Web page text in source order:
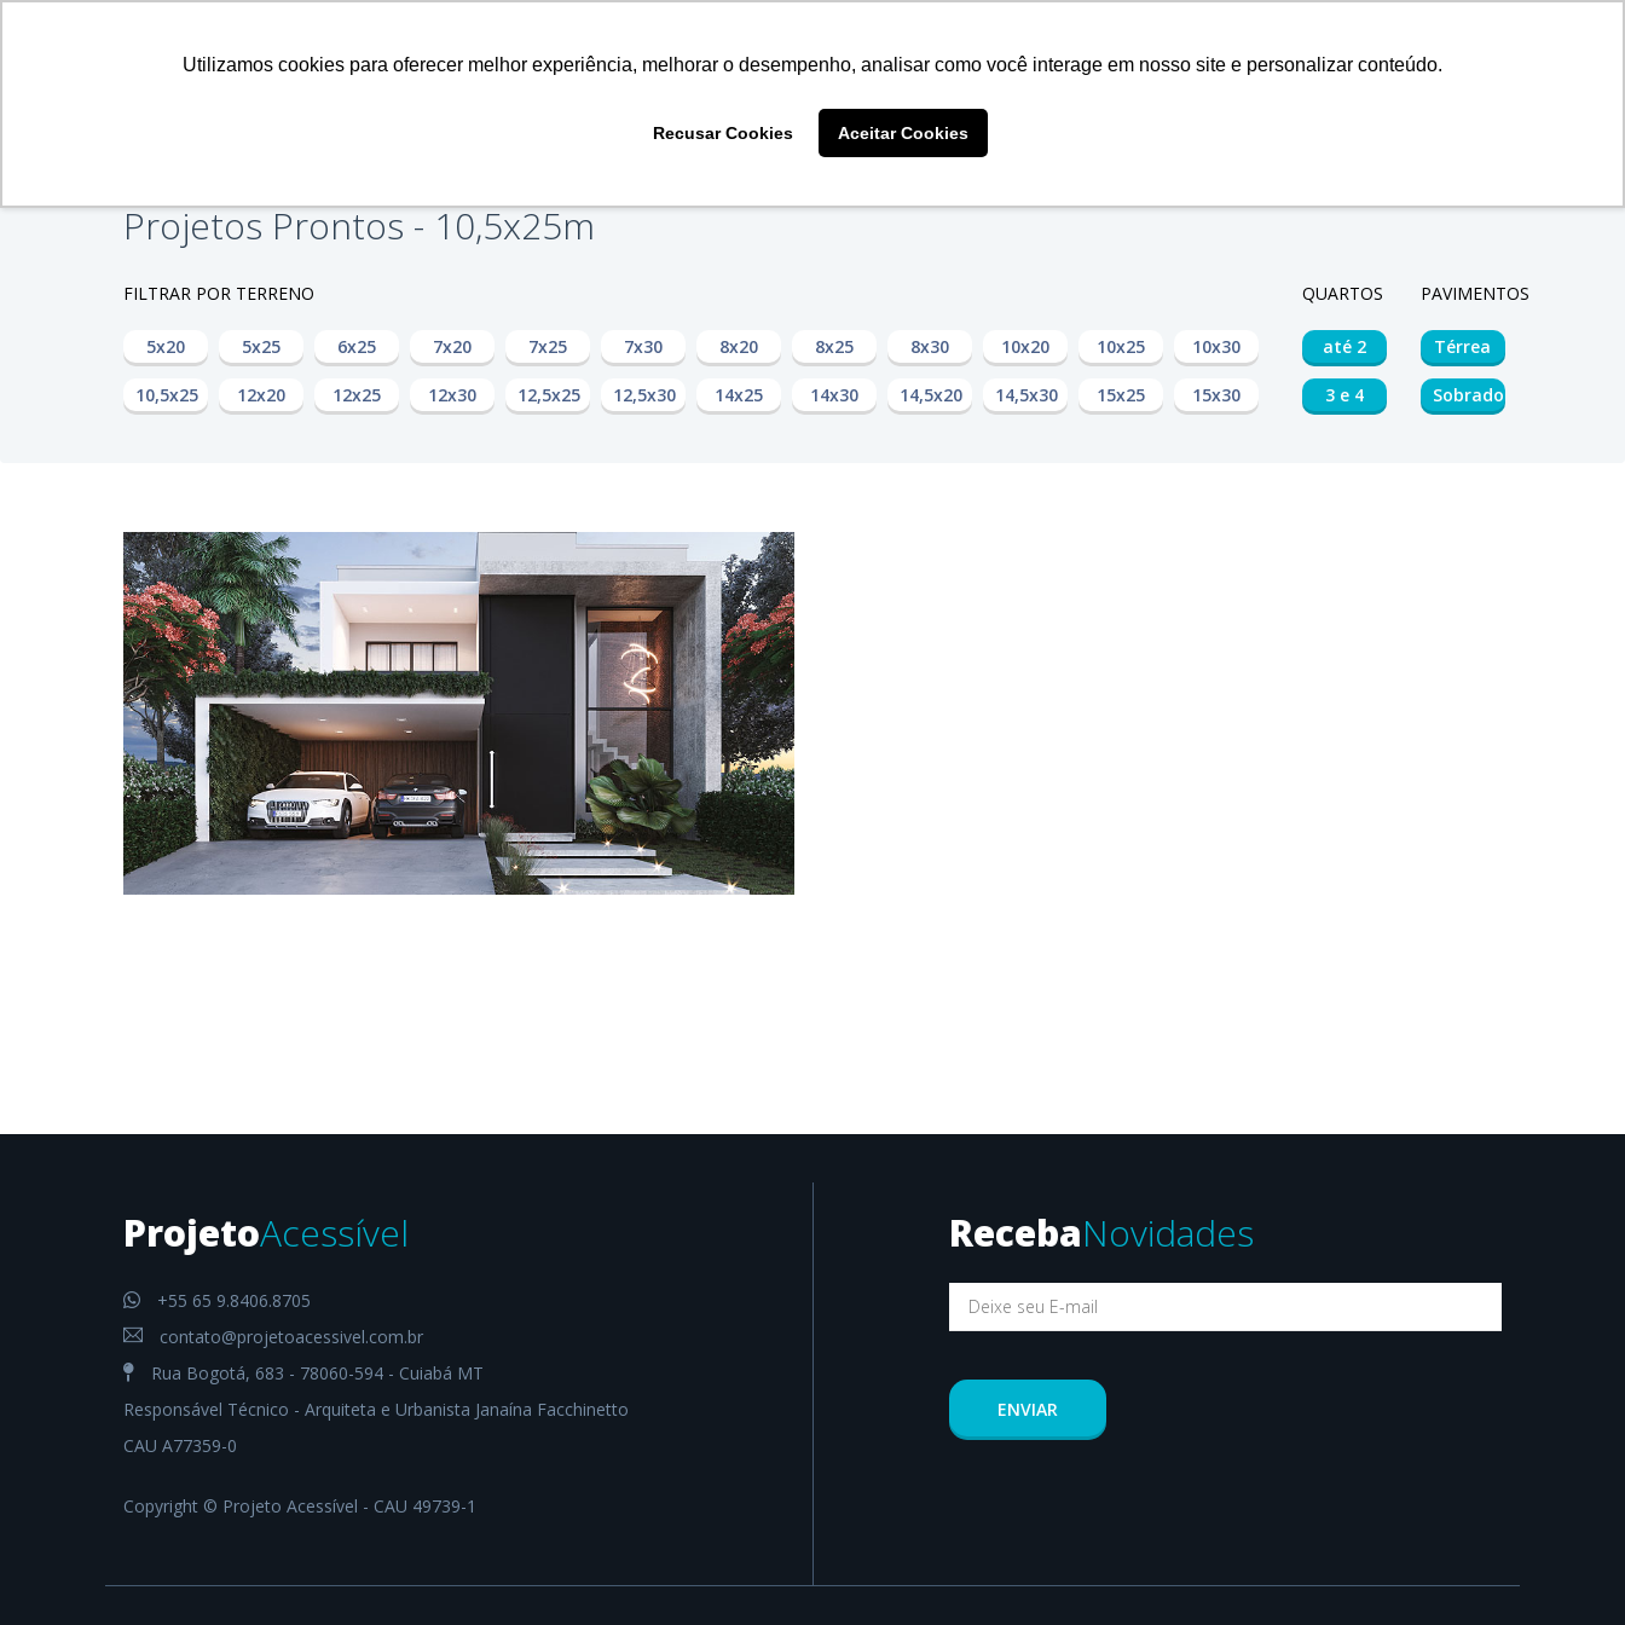
Utilizamos cookies para oferecer melhor experiência, melhorar o desempenho, analisar como você interage em nosso site e personalizar conteúdo.
Recusar Cookies Aceitar Cookies
Home Quem Somos
Projetos Prontos - 10,5x25m
FILTRAR POR TERRENO
5x20 5x25 6x25 7x20 7x25 7x30 8x20 8x25 8x30 10x20 10x25 10x30
10,5x25 12x20 12x25 12x30 12,5x25 12,5x30 14x25 14x30 14,5x20 14,5x30 15x25 15x30
QUARTOS
até 2
3 e 4
PAVIMENTOS
Térrea
Sobrado
PLANTA DE SOBRADO MODERNO COM 3 QUARTOS
E ESCRITÓRIO - P.C. 022
SAIBA MAIS
ProjetoAcessível
+55 65 9.8406.8705
contato@projetoacessivel.com.br
Rua Bogotá, 683 - 78060-594 - Cuiabá MT
Responsável Técnico - Arquiteta e Urbanista Janaína Facchinetto
CAU A77359-0
Copyright © Projeto Acessível - CAU 49739-1
RecebaNovidades
ENVIAR